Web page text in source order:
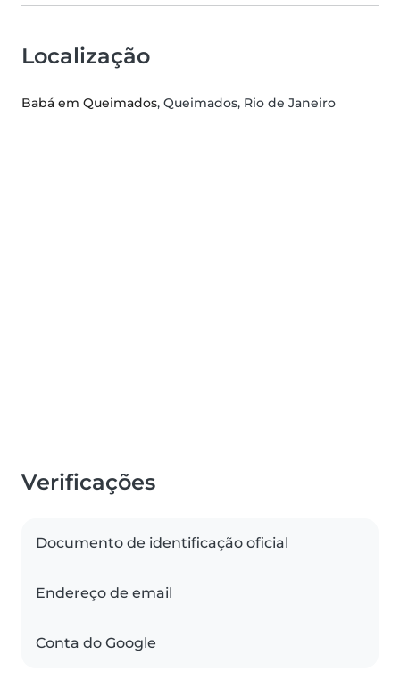
Localização
Babá em Queimados, Queimados, Rio de Janeiro
Verificações
Documento de identificação oficial
Endereço de email
Conta do Google